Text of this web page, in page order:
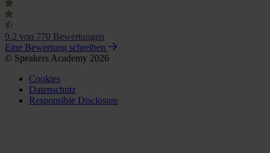
9.2 von 770 Bewertungen
Eine Bewertung schreiben
© Speakers Academy 2026
Cookies
Datenschutz
Responsible Disclosure